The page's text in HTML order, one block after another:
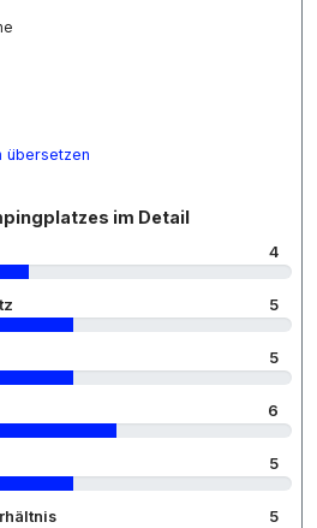
übersetzen
im Detail
4
5
5
6
5
5